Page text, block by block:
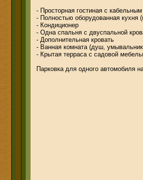
- Просторная гостиная с
- Полностью оборудованная кухня
- Кондиционер
- Одна спальня с двуспальной
- Дополнительная кровать
- Ванная комната (душ,
- Крытая терраса с садовой
Парковка для одного автомобиля